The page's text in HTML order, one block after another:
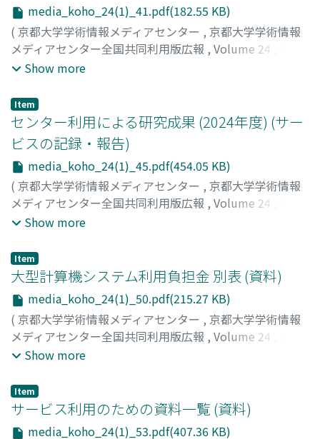
media_koho_24(1)_41.pdf(182.55 KB)
( 京都大学学術情報メディアセンター , 京都大学学術情報
メディアセンター全国共同利用版広報 , Volume 24
1,2026 ,pp.41-44
Show more
Item
センター利用による研究成果 (2024年度) (サー
ビスの記録・報告)
media_koho_24(1)_45.pdf(454.05 KB)
( 京都大学学術情報メディアセンター , 京都大学学術情報
メディアセンター全国共同利用版広報 , Volume 24
1,2026 ,pp.45-49
Show more
Item
大型計算機システム利用負担金 別表 (資料)
media_koho_24(1)_50.pdf(215.27 KB)
( 京都大学学術情報メディアセンター , 京都大学学術情報
メディアセンター全国共同利用版広報 , Volume 24
1,2026 ,pp.50-52
Show more
Item
サービス利用のための資料一覧 (資料)
media_koho_24(1)_53.pdf(407.36 KB)